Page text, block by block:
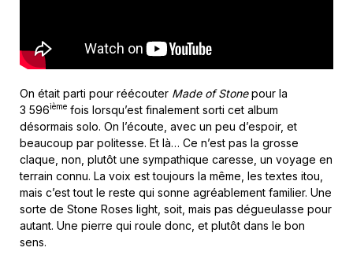
On était parti pour réécouter Made of Stonepour la
3 596ième fois lorsqu’est finalement sorti cet album
désormais solo. On l’écoute, avec un peu d’espoir, et
beaucoup par politesse. Et là… Ce n’est pas la grosse
claque, non, plutôt une sympathique caresse, un voyage en
terrain connu. La voix est toujours la même, les textes itou,
mais c’est tout le reste qui sonne agréablement familier. Une
sorte de Stone Roses light, soit, mais pas dégueulasse pour
autant. Une pierre qui roule donc, et plutôt dans le bon
sens.